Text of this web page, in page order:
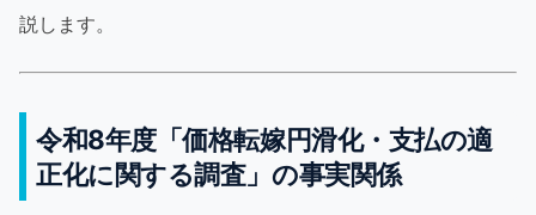
説します。
令和8年度「価格転嫁円滑化・支払の適
正化に関する調査」の事実関係